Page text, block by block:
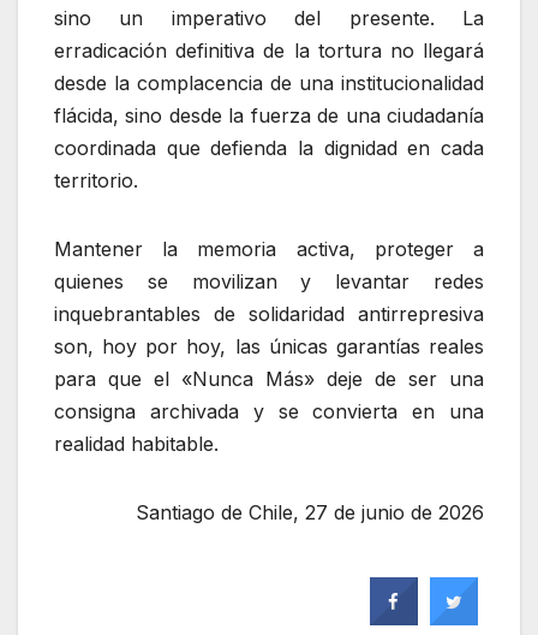
sino un imperativo del presente. La
erradicación definitiva de la tortura no llegará
desde la complacencia de una institucionalidad
flácida, sino desde la fuerza de una ciudadanía
coordinada que defienda la dignidad en cada
territorio.
Mantener la memoria activa, proteger a
quienes se movilizan y levantar redes
inquebrantables de solidaridad antirrepresiva
son, hoy por hoy, las únicas garantías reales
para que el «Nunca Más» deje de ser una
consigna archivada y se convierta en una
realidad habitable.
Santiago de Chile, 27 de junio de 2026